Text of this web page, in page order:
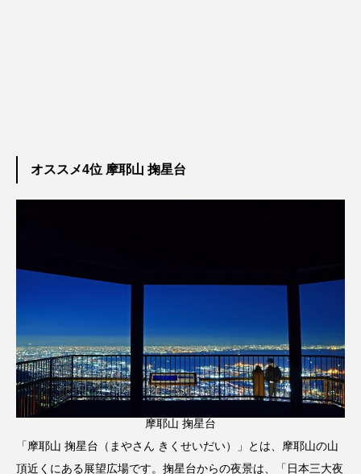
オススメ4位 摩耶山 掬星台
摩耶山 掬星台
「摩耶山 掬星台（まやさん きくせいだい）」とは、摩耶山の山
頂近くにある展望広場です。掬星台からの夜景は、「日本三大夜